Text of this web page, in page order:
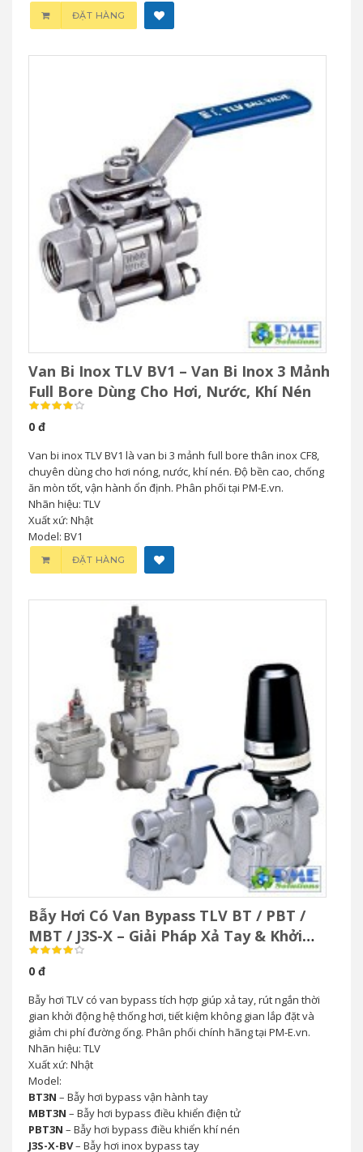
ĐẶT HÀNG
Van Bi Inox TLV BV1 – Van Bi Inox 3 Mảnh
Full Bore Dùng Cho Hơi, Nước, Khí Nén
0 đ
Van bi inox TLV BV1 là van bi 3 mảnh full bore thân inox CF8,
chuyên dùng cho hơi nóng, nước, khí nén. Độ bền cao, chống
ăn mòn tốt, vận hành ổn định. Phân phối tại PM-E.vn.
Nhãn hiệu: TLV
Xuất xứ: Nhật
Model: BV1
ĐẶT HÀNG
Bẫy Hơi Có Van Bypass TLV BT / PBT /
MBT / J3S-X – Giải Pháp Xả Tay & Khởi
Động Nhanh Hệ Thống Hơi
0 đ
Bẫy hơi TLV có van bypass tích hợp giúp xả tay, rút ngắn thời
gian khởi động hệ thống hơi, tiết kiệm không gian lắp đặt và
giảm chi phí đường ống. Phân phối chính hãng tại PM-E.vn.
Nhãn hiệu: TLV
Xuất xứ: Nhật
Model:
BT3N – Bẫy hơi bypass vận hành tay
MBT3N – Bẫy hơi bypass điều khiển điện tử
PBT3N – Bẫy hơi bypass điều khiển khí nén
J3S-X-BV– Bẫy hơi inox bypass tay